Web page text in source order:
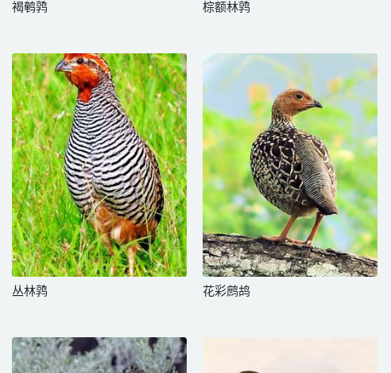
褐鹌鹑 棕额林鹑
丛林鹑 花彩鹧鸪